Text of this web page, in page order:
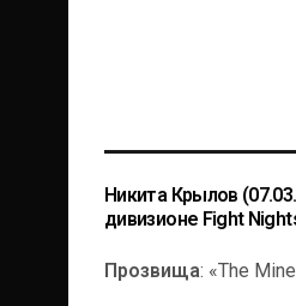
Никита Крылов
дивизионе Fight
Прозвища: «The